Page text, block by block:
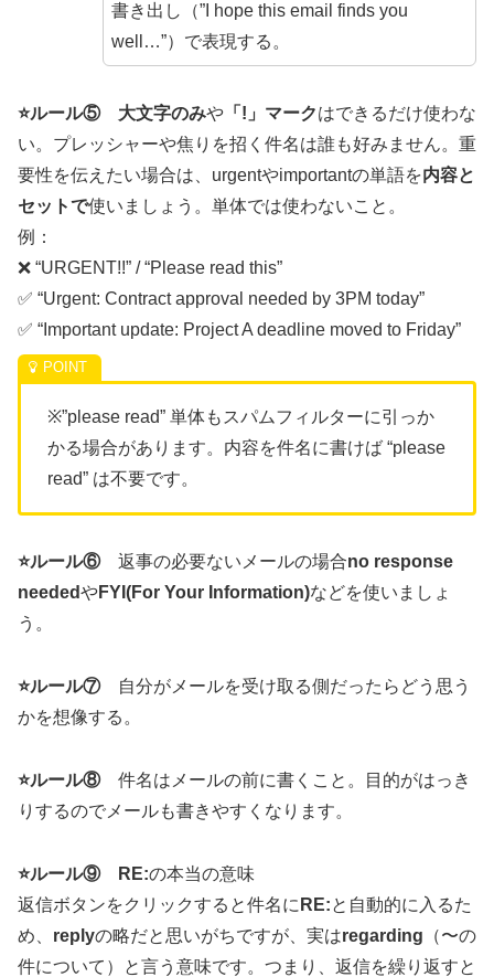
書き出し（”I hope this email finds you
well…”）で表現する。
⭐️ルール⑤ 大文字のみや 「!」マークはできるだけ使わな
い。プレッシャーや焦りを招く件名は誰も好みません。重
要性を伝えたい場合は、urgentやimportantの単語を内容と
セットで使いましょう。単体では使わないこと。
例：
❌ “URGENT!!” / “Please read this”
✅ “Urgent: Contract approval needed by 3PM today”
✅ “Important update: Project A deadline moved to Friday”
※”please read” 単体もスパムフィルターに引っか
かる場合があります。内容を件名に書けば “please
read” は不要です。
⭐️ルール⑥返事の必要ないメールの場合no response
neededやFYI(For Your Information)などを使いましょ
う。
⭐️ルール⑦自分がメールを受け取る側だったらどう思う
かを想像する。
⭐️ルール⑧件名はメールの前に書くこと。目的がはっき
りするのでメールも書きやすくなります。
⭐️ルール⑨ RE:の本当の意味
返信ボタンをクリックすると件名に RE:と自動的に入るた
め、 replyの略だと思いがちですが、実はregarding （〜の
件について）と言う意味です。つまり、返信を繰り返すと